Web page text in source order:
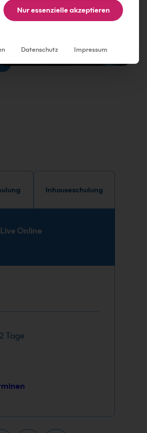
Inhouseschulung
Online
2 Tage
Nur essenzielle akzeptieren
Datenschutz Impressum